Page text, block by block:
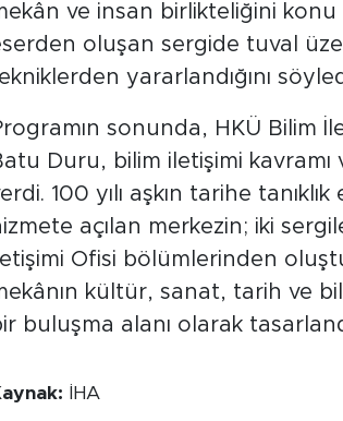
ve insan birlikteliğini
oluşan sergide tuval
yararlandığını
sonunda, HKÜ Bilim
Duru, bilim iletişimi kavramı
100 yılı aşkın tarihe
açılan merkezin; iki
İletişimi Ofisi bölümlerinden
kültür, sanat, tarih ve
buluşma alanı olarak
İHA